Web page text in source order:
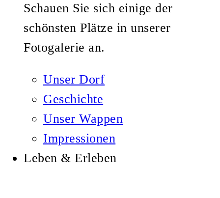
Schauen Sie sich einige der
schönsten Plätze in unserer
Fotogalerie an.
Unser Dorf
Geschichte
Unser Wappen
Impressionen
Leben & Erleben